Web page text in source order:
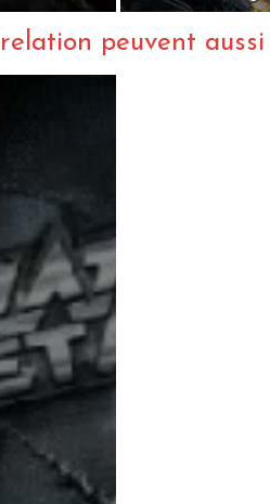
peuvent aussi